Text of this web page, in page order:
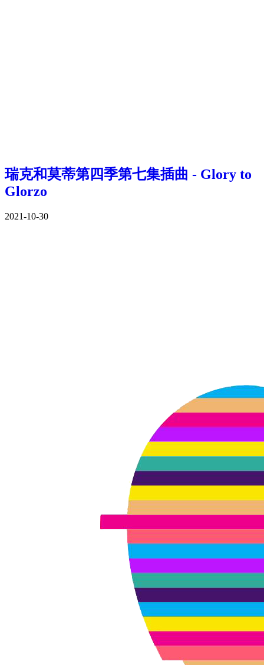
瑞克和莫蒂第四季第七集插曲 - Glory to
Glorzo
2021-10-30